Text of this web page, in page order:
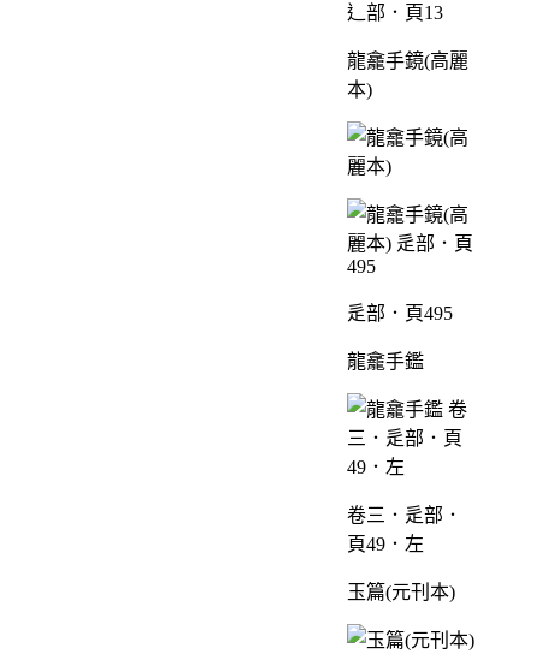
辶部．頁13
龍龕手鏡(高麗
本)
辵部．頁495
龍龕手鑑
卷三．辵部．
頁49．左
玉篇(元刊本)